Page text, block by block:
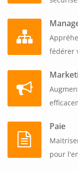
fédérer
Paie
pour